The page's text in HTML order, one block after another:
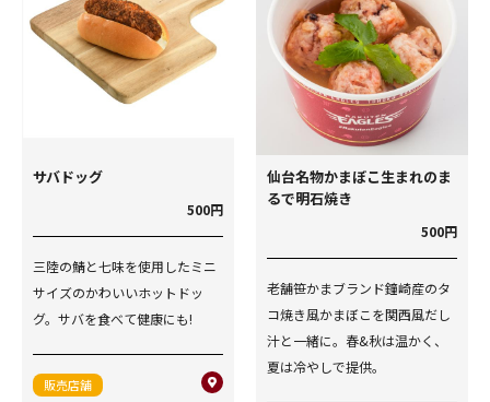
サバドッグ
500円
三陸の鯖と七味を使用したミニ
サイズのかわいいホットドッ
グ。サバを食べて健康にも!
販売店舗
仙台名物かまぼこ生まれのま
るで明石焼き
500円
老舗笹かまブランド鐘崎産のタ
コ焼き風かまぼこを関西風だし
汁と一緒に。春&秋は温かく、
夏は冷やしで提供。